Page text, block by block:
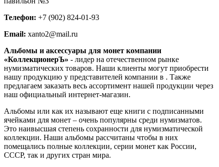
Телефон: +7 (902) 824-01-93
Email: xanto2@mail.ru
Альбомы и аксессуары для монет компании
«КоллекционерЪ» - лидер на отечественном рынке
нумизматических товаров. Наши клиенты могут приобрести
нашу продукцию у представителей компании в . Также
предлагаем заказать весь ассортимент нашей продукции через
наш официальный интернет-магазин.
Альбомы или как их называют еще книги с подписанными
ячейками для монет – очень популярны среди нумизматов.
Это наивысшая степень сохранности для нумизматической
коллекции. Наши альбомы рассчитаны чтобы в них
помещались полные коллекции, серии монет как России,
СССР, так и других стран мира.